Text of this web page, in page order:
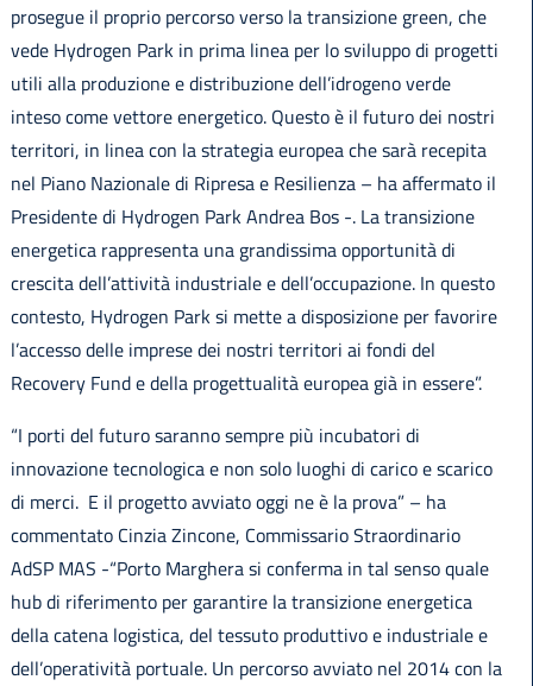
prosegue il proprio percorso verso la transizione green, che
vede Hydrogen Park in prima linea per lo sviluppo di progetti
utili alla produzione e distribuzione dell’idrogeno verde
inteso come vettore energetico. Questo è il futuro dei nostri
territori, in linea con la strategia europea che sarà recepita
nel Piano Nazionale di Ripresa e Resilienza – ha affermato il
Presidente di Hydrogen Park Andrea Bos -. La transizione
energetica rappresenta una grandissima opportunità di
crescita dell’attività industriale e dell’occupazione. In questo
contesto, Hydrogen Park si mette a disposizione per favorire
l’accesso delle imprese dei nostri territori ai fondi del
Recovery Fund e della progettualità europea già in essere”.
“I porti del futuro saranno sempre più incubatori di
innovazione tecnologica e non solo luoghi di carico e scarico
di merci. E il progetto avviato oggi ne è la prova” – ha
commentato Cinzia Zincone, Commissario Straordinario
AdSP MAS -“Porto Marghera si conferma in tal senso quale
hub di riferimento per garantire la transizione energetica
della catena logistica, del tessuto produttivo e industriale e
dell’operatività portuale. Un percorso avviato nel 2014 con la